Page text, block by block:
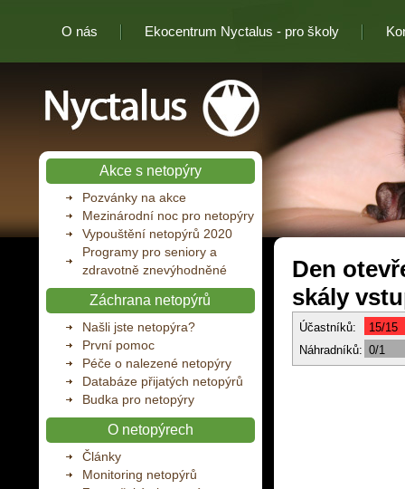
O nás Ekocentrum Nyctalus - pro školy
Akce s netopýry
Pozvánky na akce
Mezinárodní noc pro netopýry
Vypouštění netopýrů 2020
Programy pro seniory a
zdravotně znevýhodněné
Záchrana netopýrů
Našli jste netopýra?
První pomoc
Péče o nalezené netopýry
Databáze přijatých netopýrů
Budka pro netopýry
O netopýrech
Články
Monitoring netopýrů
Den
skály
Účastníků:
15/15
Náhradníků: 0/1